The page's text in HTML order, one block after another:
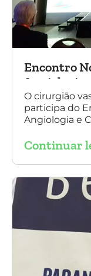
Encontro
Angiologia
O cirurgião
participa do
Angiologia e
aneurisma da
Continuar